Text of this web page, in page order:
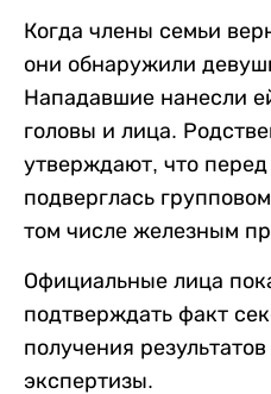
Когда члены семьи
они обнаружили
Нападавшие нанесли
головы и лица.
утверждают, что
подверглась
том числе железным
Официальные лица
подтверждать факт
получения
экспертизы.